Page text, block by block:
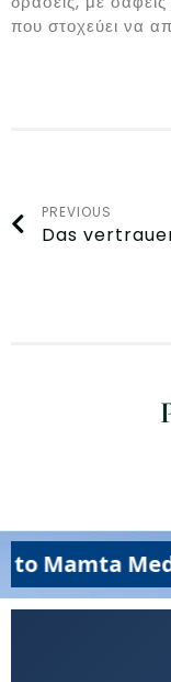
που στοχεύει να
PREVIOUS
Medical